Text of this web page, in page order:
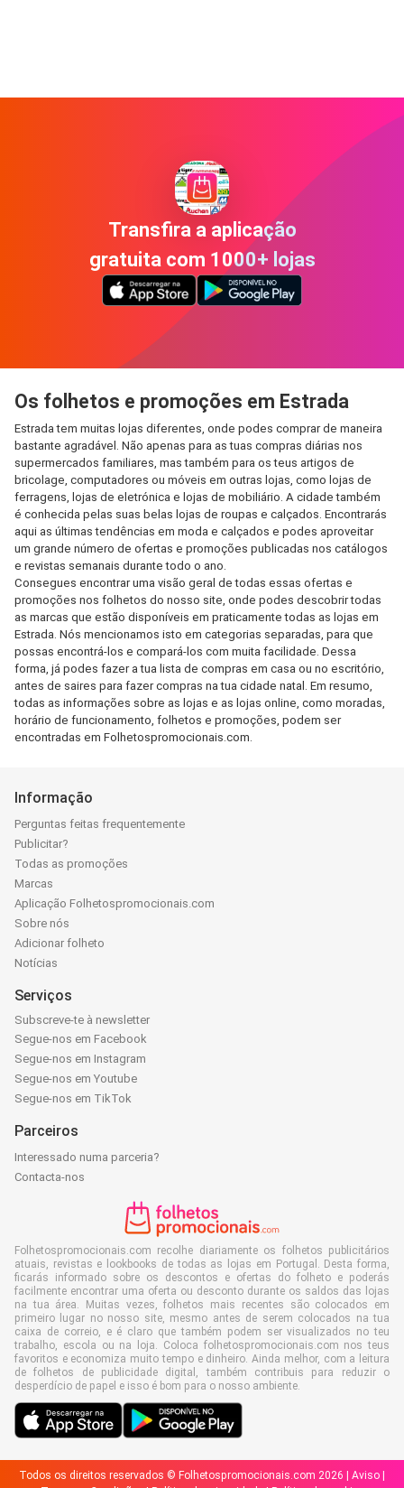
Transfira a aplicação
gratuita com 1000+ lojas
Os folhetos e promoções em Estrada
Estrada tem muitas lojas diferentes, onde podes comprar de maneira
bastante agradável. Não apenas para as tuas compras diárias nos
supermercados familiares, mas também para os teus artigos de
bricolage, computadores ou móveis em outras lojas, como lojas de
ferragens, lojas de eletrónica e lojas de mobiliário. A cidade também
é conhecida pelas suas belas lojas de roupas e calçados. Encontrarás
aqui as últimas tendências em moda e calçados e podes aproveitar
um grande número de ofertas e promoções publicadas nos catálogos
e revistas semanais durante todo o ano.
Consegues encontrar uma visão geral de todas essas ofertas e
promoções nos folhetos do nosso site, onde podes descobrir todas
as marcas que estão disponíveis em praticamente todas as lojas em
Estrada. Nós mencionamos isto em categorias separadas, para que
possas encontrá-los e compará-los com muita facilidade. Dessa
forma, já podes fazer a tua lista de compras em casa ou no escritório,
antes de saires para fazer compras na tua cidade natal. Em resumo,
todas as informações sobre as lojas e as lojas online, como moradas,
horário de funcionamento, folhetos e promoções, podem ser
encontradas em Folhetospromocionais.com.
Informação
Perguntas feitas frequentemente
Publicitar?
Todas as promoções
Marcas
Aplicação Folhetospromocionais.com
Sobre nós
Adicionar folheto
Notícias
Serviços
Subscreve-te à newsletter
Segue-nos em Facebook
Segue-nos em Instagram
Segue-nos em Youtube
Segue-nos em TikTok
Parceiros
Interessado numa parceria?
Contacta-nos
Folhetospromocionais.com recolhe diariamente os folhetos publicitários
atuais, revistas e lookbooks de todas as lojas em Portugal. Desta forma,
ficarás informado sobre os descontos e ofertas do folheto e poderás
facilmente encontrar uma oferta ou desconto durante os saldos das lojas
na tua área. Muitas vezes, folhetos mais recentes são colocados em
primeiro lugar no nosso site, mesmo antes de serem colocados na tua
caixa de correio, e é claro que também podem ser visualizados no teu
trabalho, escola ou na loja. Coloca folhetospromocionais.com nos teus
favoritos e economiza muito tempo e dinheiro. Ainda melhor, com a leitura
de folhetos de publicidade digital, também contribuis para reduzir o
desperdício de papel e isso é bom para o nosso ambiente.
Todos os direitos reservados © Folhetospromocionais.com 2026 | Aviso